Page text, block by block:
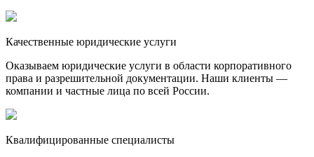
Качественные юридические услуги
Оказываем юридические услуги в области корпоративного
права и разрешительной документации. Наши клиенты —
компании и частные лица по всей России.
Квалифицированные специалисты